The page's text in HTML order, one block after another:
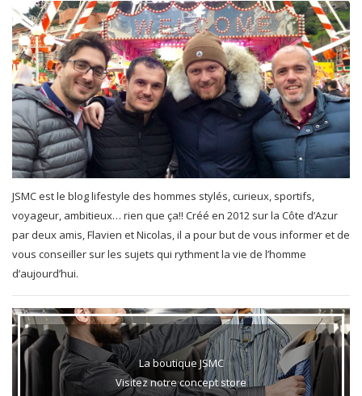
JSMC est le blog lifestyle des hommes stylés, curieux, sportifs,
voyageur, ambitieux… rien que ça!! Créé en 2012 sur la Côte d’Azur
par deux amis, Flavien et Nicolas, il a pour but de vous informer et de
vous conseiller sur les sujets qui rythment la vie de l’homme
d’aujourd’hui.
La boutique JSMC
Visitez notre concept store